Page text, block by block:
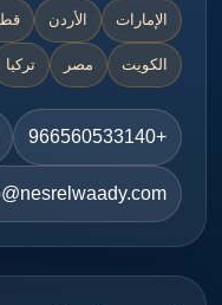
الإمارات الأردن
الكويت مصر تركيا
+966560533140